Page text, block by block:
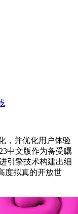
，并优化用户体验
中文版作为备受瞩
引擎技术构建出细
度拟真的开放世